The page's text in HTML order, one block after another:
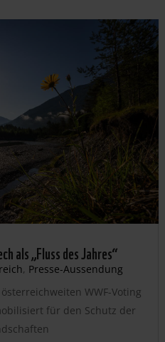
als „Fluss des Jahres“
, Presse-Aussendung
WWF-Voting
für den Schutz der